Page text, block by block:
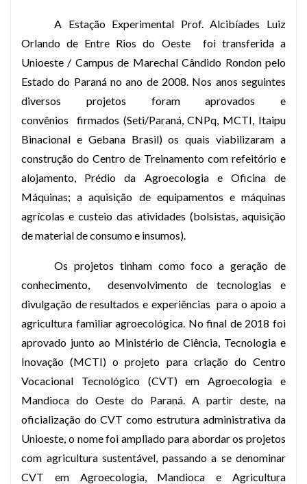
A Estação Experimental Prof. Alcibíades Luiz
Orlando de Entre Rios do Oeste
foi transferida a
Unioeste / Campus de Marechal Cândido Rondon pelo
Estado do Paraná no ano de 2008. Nos anos seguintes
diversos projetos foram aprovados e
convênios
firmados (Seti/Paraná, CNPq, MCTI, Itaipu
Binacional e Gebana Brasil) os quais viabilizaram a
construção do Centro de Treinamento com refeitório e
alojamento, Prédio da Agroecologia e Oficina de
Máquinas; a aquisição de equipamentos e máquinas
agrícolas e custeio das atividades (bolsistas, aquisição
de material de consumo e insumos).
Os projetos tinham como foco a geração de
conhecimento,
desenvolvimento de tecnologias e
divulgação de resultados e experiências para o apoio a
agricultura familiar agroecológica. No final de 2018 foi
aprovado junto ao Ministério de Ciência, Tecnologia e
Inovação (MCTI) o projeto para criação do Centro
Vocacional Tecnológico (CVT) em Agroecologia e
Mandioca do Oeste do Paraná. A partir deste, na
oficialização do CVT como estrutura administrativa da
Unioeste, o nome foi ampliado para abordar os projetos
com agricultura sustentável, passando a se denominar
CVT em Agroecologia, Mandioca e Agricultura